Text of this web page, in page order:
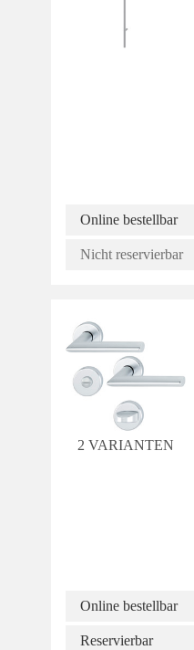
Online bestellbar
Nicht reservierbar
2 VARIANTEN
Online bestellbar
Reservierbar